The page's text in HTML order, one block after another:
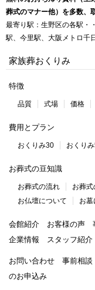
葬式のマナー他）を多数、
最寄り駅：生野区の各駅・
駅、今里駅、大阪メトロ千
家族葬おくりみ
特徴
品質 式場 価格
費用とプラン
おくりみ30 おくり
お葬式の豆知識
お葬式の流れ お葬式
お仏壇について
お墓
会館紹介 お客様の声
企業情報
スタッフ紹介
お問い合わせ 事前相談
のお申込み